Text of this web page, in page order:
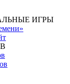
ИГРЫ